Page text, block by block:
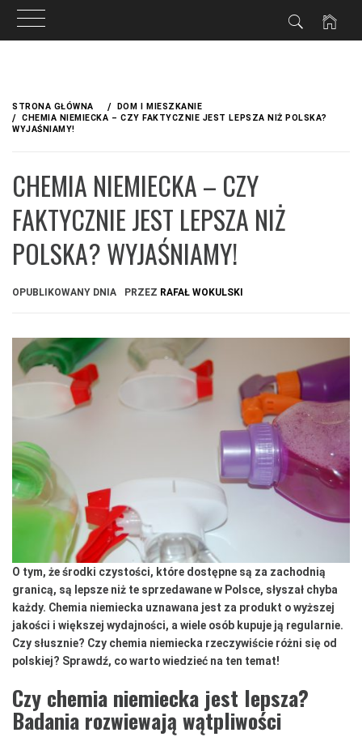
treściSTRONA GŁÓWNA
DOM I MIESZKANIE
CHEMIA NIEMIECKA – CZY FAKTYCZNIE JEST LEPSZA NIŻ POLSKA?
WYJAŚNIAMY!
CHEMIA NIEMIECKA – CZY
FAKTYCZNIE JEST LEPSZA NIŻ
POLSKA? WYJAŚNIAMY!
OPUBLIKOWANY DNIA PRZEZ RAFAŁ WOKULSKI
O tym, że środki czystości, które dostępne są za zachodnią
granicą, są lepsze niż te sprzedawane w Polsce, słyszał chyba
każdy. Chemia niemiecka uznawana jest za produkt o wyższej
jakości i większej wydajności, a wiele osób kupuje ją regularnie.
Czy słusznie? Czy chemia niemiecka rzeczywiście różni się od
polskiej? Sprawdź, co warto wiedzieć na ten temat!
Czy chemia niemiecka jest lepsza?
Badania rozwiewają wątpliwości